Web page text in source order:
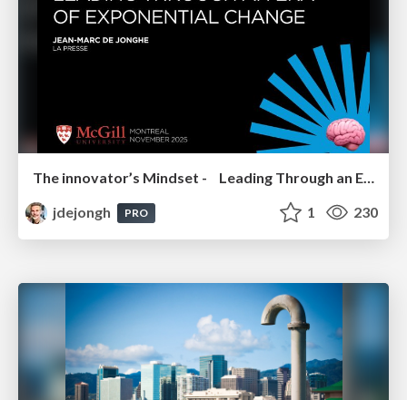
The innovator’s Mindset - Leading Through an Era of Exponential Change - McGill University 2025
jdejongh
PRO 1 230